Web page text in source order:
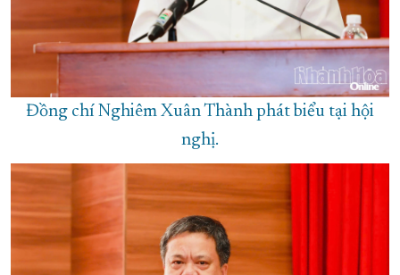
Đồng chí Nghiêm Xuân Thành phát biểu tại hội
nghị.